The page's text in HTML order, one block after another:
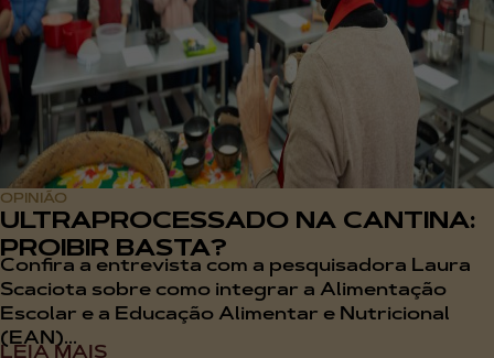
OPINIÃO
ULTRAPROCESSADO NA CANTINA:
PROIBIR BASTA?
Confira a entrevista com a pesquisadora Laura
Scaciota sobre como integrar a Alimentação
Escolar e a Educação Alimentar e Nutricional
(EAN)...
LEIA MAIS